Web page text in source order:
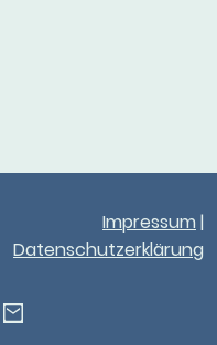
Impressum |
Datenschutzerklärung